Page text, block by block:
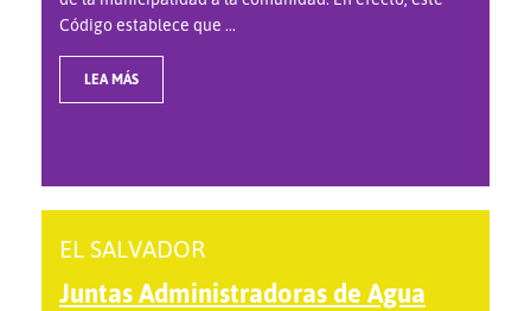
Código establece que ...
LEA MÁS
EL SALVADOR
Juntas Administradoras de Agua